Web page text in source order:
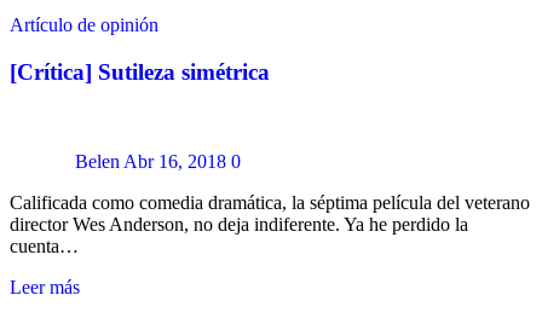
Artículo de opinión
[Crítica] Sutileza simétrica
BelenAbr 16, 2018 0
Calificada como comedia dramática, la séptima película del veterano
director Wes Anderson, no deja indiferente. Ya he perdido la
cuenta…
Leer más